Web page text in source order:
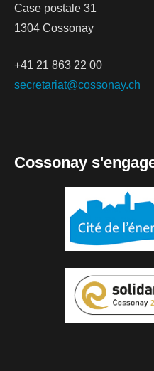
Case postale 31
1304 Cossonay
+41 21 863 22 00
secretariat@cossonay.ch
Cossonay